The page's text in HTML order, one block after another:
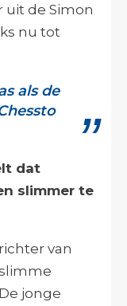
uit de Simon
nu tot
als de
dat
slimmer te
van
jonge